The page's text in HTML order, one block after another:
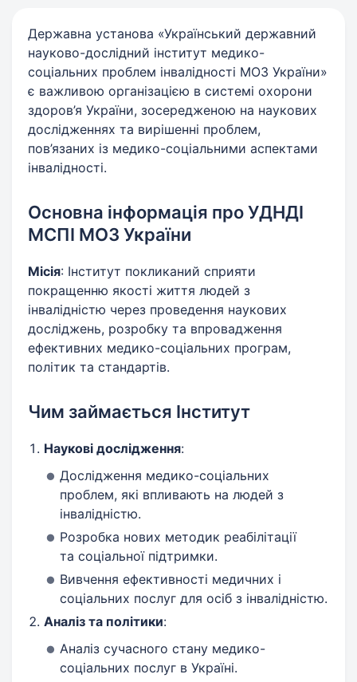
Державна установа «Український державний
науково-дослідний інститут медико-
соціальних проблем інвалідності МОЗ України»
є важливою організацією в системі охорони
здоров’я України, зосередженою на наукових
дослідженнях та вирішенні проблем,
пов’язаних із медико-соціальними аспектами
інвалідності.
Основна інформація про УДНДІ
МСПІ МОЗ України
Місія: Інститут покликаний сприяти
покращенню якості життя людей з
інвалідністю через проведення наукових
досліджень, розробку та впровадження
ефективних медико-соціальних програм,
політик та стандартів.
Чим займається Інститут
Наукові дослідження:
Дослідження медико-соціальних
проблем, які впливають на людей з
інвалідністю.
Розробка нових методик реабілітації
та соціальної підтримки.
Вивчення ефективності медичних і
соціальних послуг для осіб з інвалідністю.
Аналіз та політики:
Аналіз сучасного стану медико-
соціальних послуг в Україні.